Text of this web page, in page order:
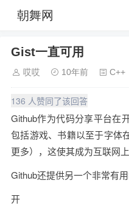
朝舞网
Gist一直可用
哎哎 10年前 C++
136 人赞同了该回答
Github作为代码分享平台在
包括游戏、书籍以至于字体
更多），这使其成为互联网
Github还提供另一个非常有
开